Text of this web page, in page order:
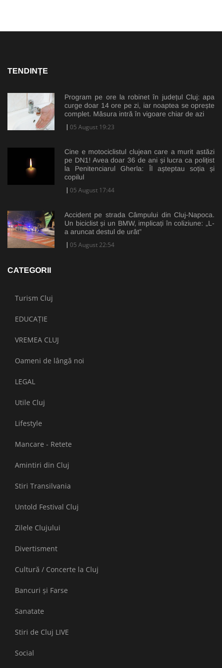
TENDINȚE
Program pe ore la robinet în județul Cluj: apa
curge doar 14 ore pe zi, iar noaptea se oprește
complet. Măsura intră în vigoare chiar de azi
05 August 19:23
Cine e motociclistul clujean care a murit astăzi
pe DN1! Avea doar 36 de ani și lucra ca polițist
la Penitenciarul Gherla: Îl așteptau soția și
copilul
05 August 17:44
Accident pe strada Câmpului din Cluj-Napoca.
Un biciclist și un BMW, implicați în coliziune: „L-
a aruncat destul de urât”
05 August 22:54
CATEGORII
Turism Cluj
EDUCAȚIE
VREMEA CLUJ
Oameni de lângă noi
LEGAL
Utile Cluj
Lifestyle
Mancare - Retete
Amintiri din Cluj
Stiri Transilvania
Untold Festival Cluj
Zilele Clujului
Divertisment
Cultură / Concerte la Cluj
Bancuri și Farse
Sanatate
Stiri de Cluj LIVE
Social